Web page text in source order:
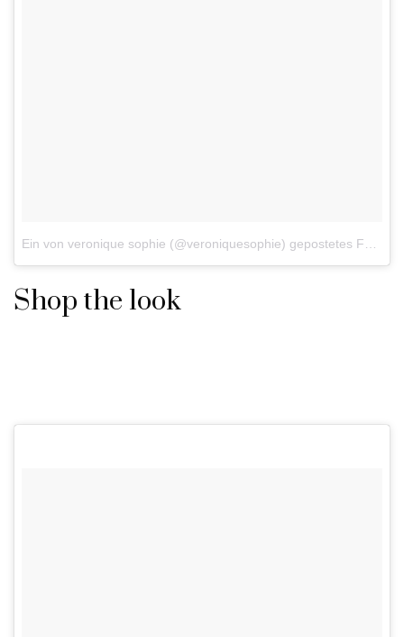
Ein von veronique sophie (@veroniquesophie) gepostetes Foto am
Shop the look